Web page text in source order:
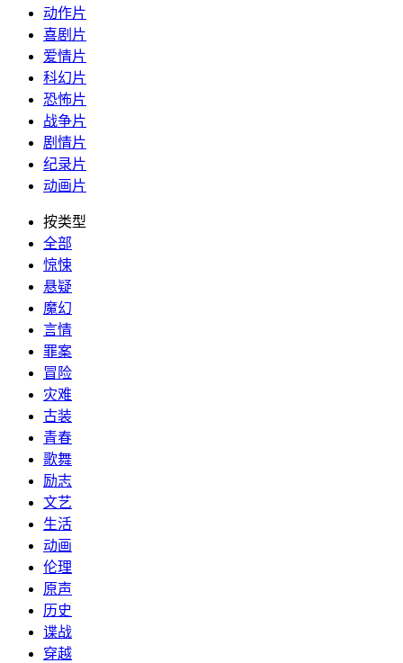
动作片
喜剧片
爱情片
科幻片
恐怖片
战争片
剧情片
纪录片
动画片
按类型
全部
惊悚
悬疑
魔幻
言情
罪案
冒险
灾难
古装
青春
歌舞
励志
文艺
生活
动画
伦理
原声
历史
谍战
穿越